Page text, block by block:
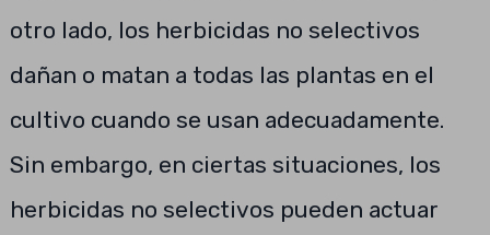
otro lado, los herbicidas no selectivos
dañan o matan a todas las plantas en el
cultivo cuando se usan adecuadamente.
Sin embargo, en ciertas situaciones, los
herbicidas no selectivos pueden actuar